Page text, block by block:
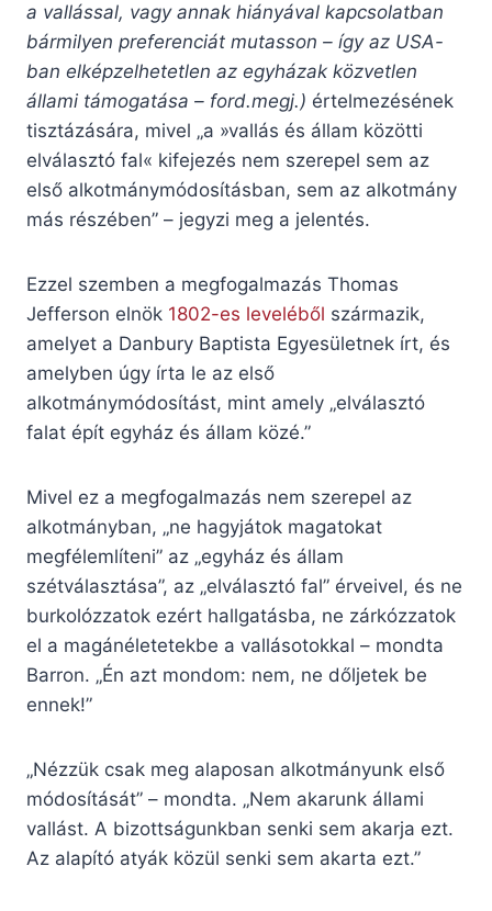
a vallással, vagy annak hiányával kapcsolatban
bármilyen preferenciát mutasson – így az USA-
ban elképzelhetetlen az egyházak közvetlen
állami támogatása – ford.megj.) értelmezésének
tisztázására, mivel „a »vallás és állam közötti
elválasztó fal« kifejezés nem szerepel sem az
első alkotmánymódosításban, sem az alkotmány
más részében” – jegyzi meg a jelentés.
Ezzel szemben a megfogalmazás Thomas
Jefferson elnök 1802-es leveléből származik,
amelyet a Danbury Baptista Egyesületnek írt, és
amelyben úgy írta le az első
alkotmánymódosítást, mint amely „elválasztó
falat épít egyház és állam közé.”
Mivel ez a megfogalmazás nem szerepel az
alkotmányban, „ne hagyjátok magatokat
megfélemlíteni” az „egyház és állam
szétválasztása”, az „elválasztó fal” érveivel, és ne
burkolózzatok ezért hallgatásba, ne zárkózzatok
el a magánéletetekbe a vallásotokkal – mondta
Barron. „Én azt mondom: nem, ne dőljetek be
ennek!”
„Nézzük csak meg alaposan alkotmányunk első
módosítását” – mondta. „Nem akarunk állami
vallást. A bizottságunkban senki sem akarja ezt.
Az alapító atyák közül senki sem akarta ezt.”